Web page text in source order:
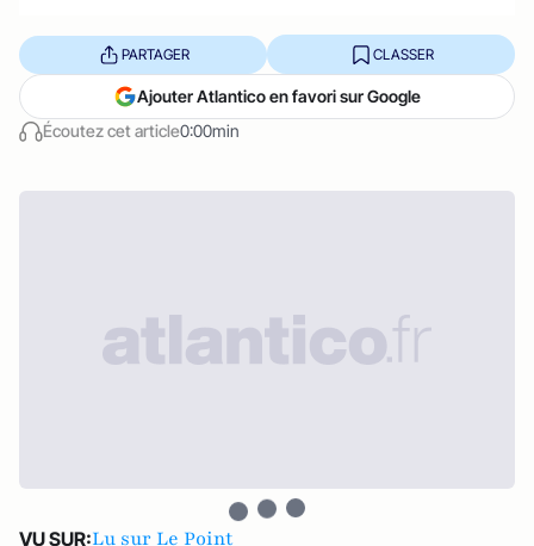
Écoutez cet article0:00min
PARTAGER CLASSER
Ajouter Atlantico en favori sur Google
VU SUR:Lu sur Le Point